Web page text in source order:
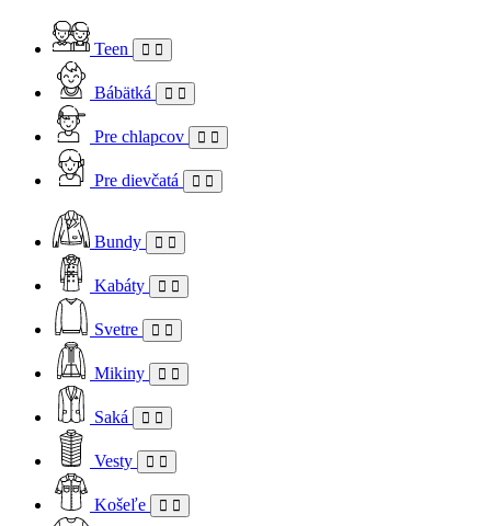
Teen
Bábätká
Pre chlapcov
Pre dievčatá
Bundy
Kabáty
Svetre
Mikiny
Saká
Vesty
Košeľe